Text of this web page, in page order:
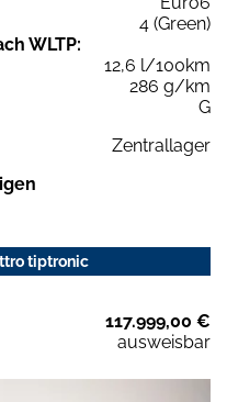
4 (Green)
WLTP:
12,6 l/100km
286 g/km
G
Zentrallager
tiptronic
117.999,00 €
ausweisbar